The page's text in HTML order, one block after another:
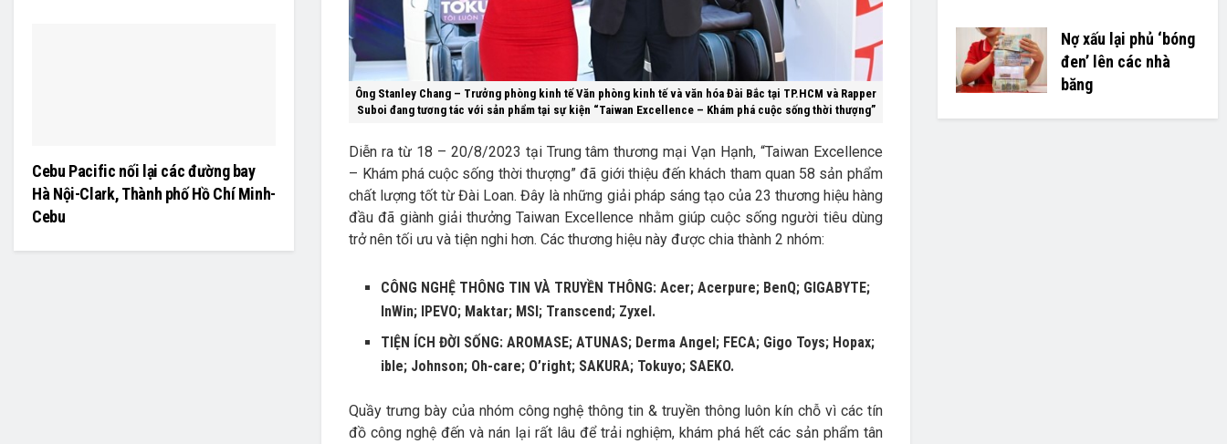
Ông Stanley Chang – Trưởng phòng kinh tế Văn phòng kinh tế và văn hóa Đài Bắc tại TP.HCM và Rapper
Suboi đang tương tác với sản phẩm tại sự kiện “Taiwan Excellence – Khám phá cuộc sống thời thượng”
Diễn ra từ 18 – 20/8/2023 tại Trung tâm thương mại Vạn Hạnh, “Taiwan Excellence
– Khám phá cuộc sống thời thượng” đã giới thiệu đến khách tham quan 58 sản phẩm
chất lượng tốt từ Đài Loan. Đây là những giải pháp sáng tạo của 23 thương hiệu hàng
đầu đã giành giải thưởng Taiwan Excellence nhằm giúp cuộc sống người tiêu dùng
trở nên tối ưu và tiện nghi hơn. Các thương hiệu này được chia thành 2 nhóm:
CÔNG NGHỆ THÔNG TIN VÀ TRUYỀN THÔNG: Acer; Acerpure; BenQ; GIGABYTE;
InWin; IPEVO; Maktar; MSI; Transcend; Zyxel.
TIỆN ÍCH ĐỜI SỐNG: AROMASE; ATUNAS; Derma Angel; FECA; Gigo Toys; Hopax;
ible; Johnson; Oh-care; O’right; SAKURA; Tokuyo; SAEKO.
Quầy trưng bày của nhóm công nghệ thông tin & truyền thông luôn kín chỗ vì các tín
đồ công nghệ đến và nán lại rất lâu để trải nghiệm, khám phá hết các sản phẩm tân
Cebu Pacific nối lại các đường bay
Hà Nội-Clark, Thành phố Hồ Chí Minh-
Cebu
Nợ xấu lại phủ ‘bóng
đen’ lên các nhà
băng